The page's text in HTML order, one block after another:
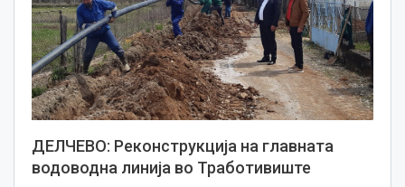
ДЕЛЧЕВО: Реконструкција на главната
водоводна линија во Тработивиште